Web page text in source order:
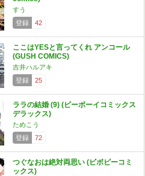
すう
登録
42
ここはYESと言ってくれ アンコール
(GUSH COMICS)
吉井ハルアキ
登録
25
ララの結婚 (9) (ビーボーイコミックス
デラックス)
ためこう
登録
72
つぐなおは絶対両思い (ビボピーコミ
ックス)